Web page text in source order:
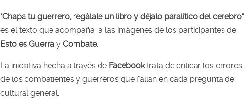
"Chapa tu guerrero, regálale un libro y déjalo paralítico del cerebro"
es el texto que acompaña a las imágenes de los participantes de
Esto es Guerra y Combate.
La iniciativa hecha a través de Facebooktrata de criticar los errores
de los combatientes y guerreros que fallan en cada pregunta de
cultural general.